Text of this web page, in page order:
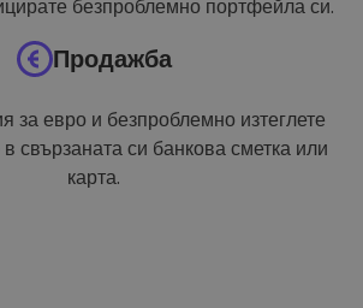
безпроблемно портфейла си.
Продажба
за евро и безпроблемно изтеглете
свързаната си банкова сметка или
карта.